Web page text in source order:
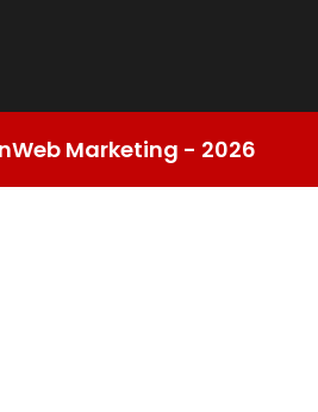
Marketing - 2026